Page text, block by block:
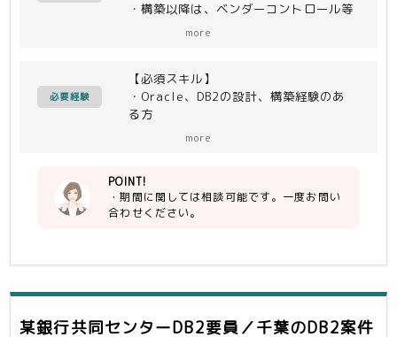
・構築以降は、ベンダーコントロール等
more
必要経験
【必須スキル】
・Oracle、DB2の設計、構築経験のあ
る方
【尚可スキル】
・リーダー経験のある方
more
POINT!
・期間に関しては相談可能です。一度お問い
合わせください。
某銀行共同センターDB2要員／千葉のDB2案件